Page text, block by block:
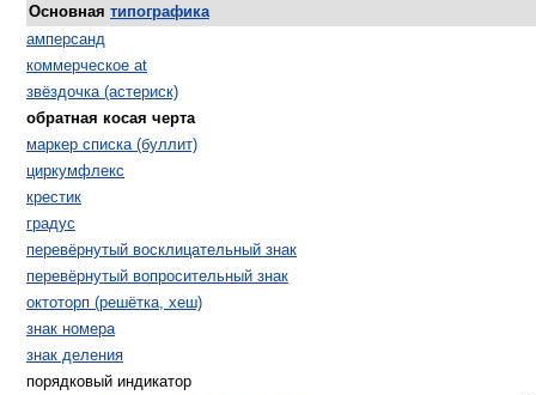
Основная типографика
амперсанд
коммерческое at
звёздочка (астериск)
обратная косая черта
маркер списка (буллит)
циркумфлекс
крестик
градус
перевёрнутый восклицательный знак
перевёрнутый вопросительный знак
октоторп (решётка, хеш)
знак номера
знак деления
порядковый индикатор